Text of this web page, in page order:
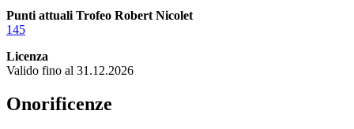
Punti attuali Trofeo Robert Nicolet
145
Licenza
Valido fino al 31.12.2026
Onorificenze